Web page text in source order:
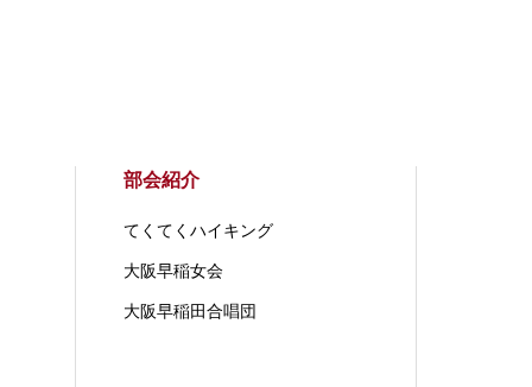
部会紹介
てくてくハイキング
大阪早稲女会
大阪早稲田合唱団